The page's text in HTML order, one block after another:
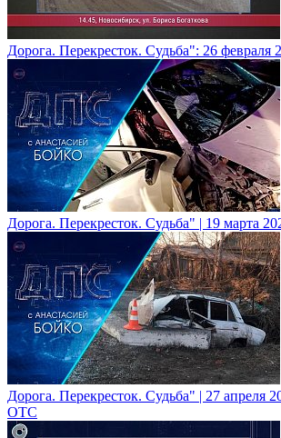
Дорога. Перекресток. Судьба": 26 февраля
Дорога. Перекресток. Судьба" | 19 марта
Дорога. Перекресток. Судьба" | 27 апреля
ОТС